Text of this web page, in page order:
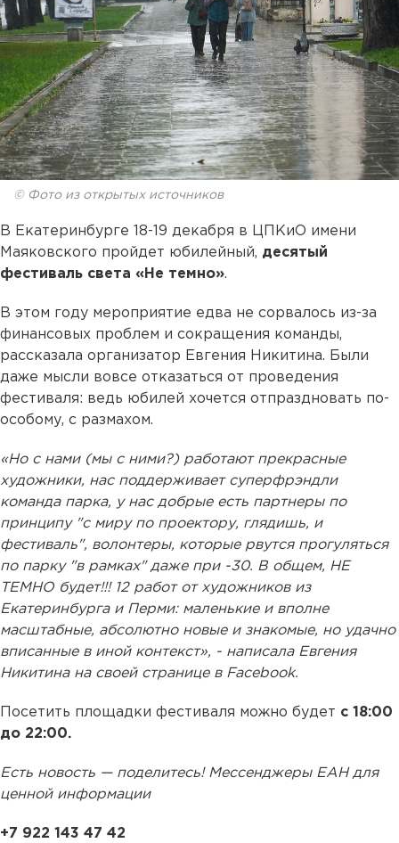
© Фото из открытых источников
В Екатеринбурге 18-19 декабря в ЦПКиО имени
Маяковского пройдет юбилейный, десятый
фестиваль света «Не темно».
В этом году мероприятие едва не сорвалось из-за
финансовых проблем и сокращения команды,
рассказала организатор Евгения Никитина. Были
даже мысли вовсе отказаться от проведения
фестиваля: ведь юбилей хочется отпраздновать по-
особому, с размахом.
«Но с нами (мы с ними?) работают прекрасные
художники, нас поддерживает суперфрэндли
команда парка, у нас добрые есть партнеры по
принципу "с миру по проектору, глядишь, и
фестиваль", волонтеры, которые рвутся прогуляться
по парку "в рамках" даже при -30. В общем, НЕ
ТЕМНО будет!!! 12 работ от художников из
Екатеринбурга и Перми: маленькие и вполне
масштабные, абсолютно новые и знакомые, но удачно
вписанные в иной контекст», - написала Евгения
Никитина на своей странице в Facebook.
Посетить площадки фестиваля можно будет с 18:00
до 22:00.
Есть новость — поделитесь! Мессенджеры ЕАН для
ценной информации
+7 922 143 47 42